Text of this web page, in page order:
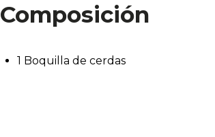
Composición
1 Boquilla de cerdas